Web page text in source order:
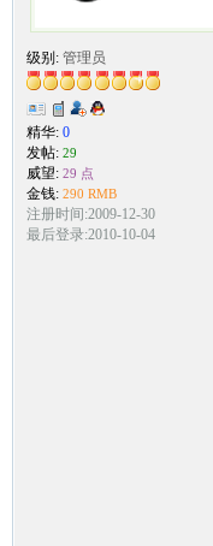
级别: 管理员
精华: 0
发帖: 29
威望: 29 点
金钱: 290 RMB
注册时间:2009-12-30
最后登录:2010-10-04